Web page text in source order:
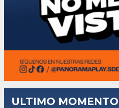
ULTIMO MOMENTO